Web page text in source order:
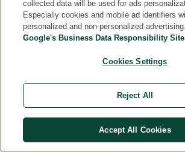
ar
v
o
n
C
itr
collected data will be used for ads
Especially cookies and mobile ad identifiers
personalized and non-personalized advertising.
Google's Business Data Responsibility Site
Cookies Settings
Reject All
Accept All Cookies